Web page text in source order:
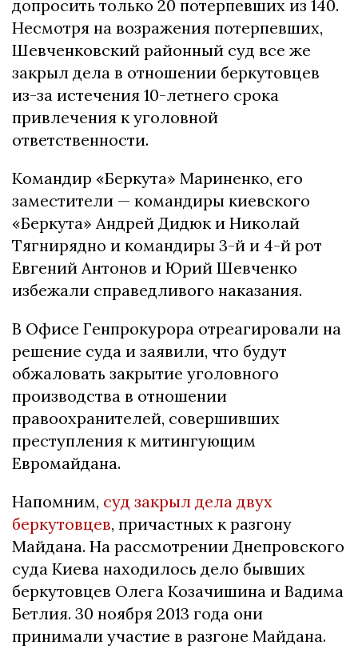
допросить только 20 потерпевших из 140.
Несмотря на возражения потерпевших,
Шевченковский районный суд все же
закрыл дела в отношении беркутовцев
из-за истечения 10-летнего срока
привлечения к уголовной
ответственности.
Командир «Беркута» Мариненко, его
заместители — командиры киевского
«Беркута» Андрей Дидюк и Николай
Тягнирядно и командиры 3-й и 4-й рот
Евгений Антонов и Юрий Шевченко
избежали справедливого наказания.
В Офисе Генпрокурора отреагировали на
решение суда и заявили, что будут
обжаловать закрытие уголовного
производства в отношении
правоохранителей, совершивших
преступления к митингующим
Евромайдана.
Напомним, суд закрыл дела двух
беркутовцев, причастных к разгону
Майдана. На рассмотрении Днепровского
суда Киева находилось дело бывших
беркутовцев Олега Козачишина и Вадима
Бетлия. 30 ноября 2013 года они
принимали участие в разгоне Майдана.